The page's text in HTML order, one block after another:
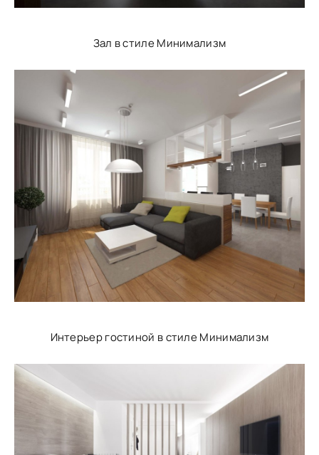
Зал в стиле Минимализм
Интерьер гостиной в стиле Минимализм